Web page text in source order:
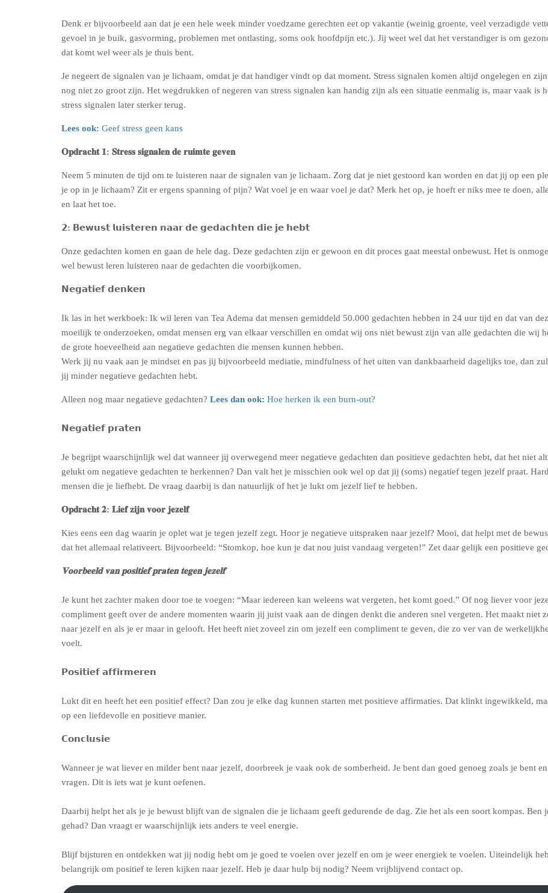
Denk er bijvoorbeeld aan dat je een hele week minder voedzame gerechten eet op vakantie (weinig groente, veel verzadigde
gevoel in je buik, gasvorming, problemen met ontlasting, soms ook hoofdpijn etc.). Jij weet wel dat het verstandiger is om
dat komt wel weer als je thuis bent.
Je negeert de signalen van je lichaam, omdat je dat handiger vindt op dat moment. Stress signalen komen altijd ongelegen en
nog niet zo groot zijn. Het wegdrukken of negeren van stress signalen kan handig zijn als een situatie eenmalig is, maar vaak is
stress signalen later sterker terug.
Lees ook: Geef stress geen kans
𝐎𝐩𝐝𝐫𝐚𝐜𝐡𝐭 𝟏: 𝐒𝐭𝐫𝐞𝐬𝐬 𝐬𝐢𝐠𝐧𝐚𝐥𝐞𝐧 𝐝𝐞 𝐫𝐮𝐢𝐦𝐭𝐞 𝐠𝐞𝐯𝐞𝐧
Neem 5 minuten de tijd om te luisteren naar de signalen van je lichaam. Zorg dat je niet gestoord kan worden en dat jij op een
je op in je lichaam? Zit er ergens spanning of pijn? Wat voel je en waar voel je dat? Merk het op, je hoeft er niks mee te doen,
en laat het toe.
𝟮: 𝗕𝗲𝘄𝘂𝘀𝘁 𝗹𝘂𝗶𝘀𝘁𝗲𝗿𝗲𝗻 𝗻𝗮𝗮𝗿 𝗱𝗲 𝗴𝗲𝗱𝗮𝗰𝗵𝘁𝗲𝗻 𝗱𝗶𝗲 𝗷𝗲 𝗵𝗲𝗯𝘁
Onze gedachten komen en gaan de hele dag. Deze gedachten zijn er gewoon en dit proces gaat meestal onbewust. Het is
wel bewust leren luisteren naar de gedachten die voorbijkomen.
𝗡𝗲𝗴𝗮𝘁𝗶𝗲𝗳 𝗱𝗲𝗻𝗸𝗲𝗻
Ik las in het werkboek: Ik wil leren van Tea Adema dat mensen gemiddeld 50.000 gedachten hebben in 24 uur tijd en dat van
moeilijk te onderzoeken, omdat mensen erg van elkaar verschillen en omdat wij ons niet bewust zijn van alle gedachten die wij
de grote hoeveelheid aan negatieve gedachten die mensen kunnen hebben.
Werk jij nu vaak aan je mindset en pas jij bijvoorbeeld mediatie, mindfulness of het uiten van dankbaarheid dagelijks toe, dan
jij minder negatieve gedachten hebt.
Alleen nog maar negatieve gedachten? Lees dan ook: Hoe herken ik een burn-out?
𝗡𝗲𝗴𝗮𝘁𝗶𝗲𝗳 𝗽𝗿𝗮𝘁𝗲𝗻
Je begrijpt waarschijnlijk wel dat wanneer jij overwegend meer negatieve gedachten dan positieve gedachten hebt, dat het niet
gelukt om negatieve gedachten te herkennen? Dan valt het je misschien ook wel op dat jij (soms) negatief tegen jezelf praat.
mensen die je liefhebt. De vraag daarbij is dan natuurlijk of het je lukt om jezelf lief te hebben.
𝐎𝐩𝐝𝐫𝐚𝐜𝐡𝐭 𝟐: 𝐋𝐢𝐞𝐟 𝐳𝐢𝐣𝐧 𝐯𝐨𝐨𝐫 𝐣𝐞𝐳𝐞𝐥𝐟
Kies eens een dag waarin je oplet wat je tegen jezelf zegt. Hoor je negatieve uitspraken naar jezelf? Mooi, dat helpt met de
dat het allemaal relativeert. Bijvoorbeeld: “Stomkop, hoe kun je dat nou juist vandaag vergeten!” Zet daar gelijk een positieve
𝐕𝐨𝐨𝐫𝐛𝐞𝐞𝐥𝐝 𝐯𝐚𝐧 𝐩𝐨𝐬𝐢𝐭𝐢𝐞𝐟 𝐩𝐫𝐚𝐭𝐞𝐧 𝐭𝐞𝐠𝐞𝐧 𝐣𝐞𝐳𝐞𝐥𝐟
Je kunt het zachter maken door toe te voegen: “Maar iedereen kan weleens wat vergeten, het komt goed.” Of nog liever voor
compliment geeft over de andere momenten waarin jij juist vaak aan de dingen denkt die anderen snel vergeten. Het maakt niet
naar jezelf en als je er maar in gelooft. Het heeft niet zoveel zin om jezelf een compliment te geven, die zo ver van de
voelt.
𝗣𝗼𝘀𝗶𝘁𝗶𝗲𝗳 𝗮𝗳𝗳𝗶𝗿𝗺𝗲𝗿𝗲𝗻
Lukt dit en heeft het een positief effect? Dan zou je elke dag kunnen starten met positieve affirmaties. Dat klinkt ingewikkeld,
op een liefdevolle en positieve manier.
𝗖𝗼𝗻𝗰𝗹𝘂𝘀𝗶𝗲
Wanneer je wat liever en milder bent naar jezelf, doorbreek je vaak ook de somberheid. Je bent dan goed genoeg zoals je bent
vragen. Dit is iets wat je kunt oefenen.
Daarbij helpt het als je je bewust blijft van de signalen die je lichaam geeft gedurende de dag. Zie het als een soort kompas.
gehad? Dan vraagt er waarschijnlijk iets anders te veel energie.
Blijf bijsturen en ontdekken wat jij nodig hebt om je goed te voelen over jezelf en om je weer energiek te voelen. Uiteindelijk
belangrijk om positief te leren kijken naar jezelf. Heb je daar hulp bij nodig? Neem vrijblijvend contact op.